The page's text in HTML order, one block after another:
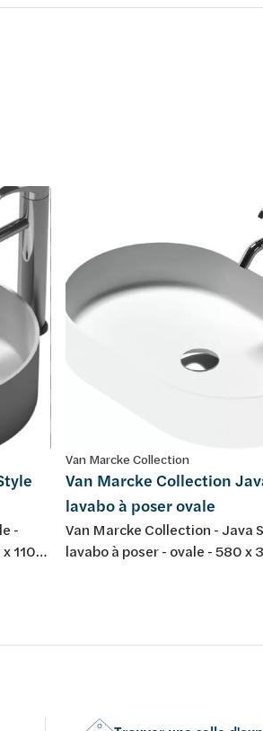
-
110
Van Marcke Collection
Van Marcke Collection
lavabo à poser ovale
Van Marcke Collection - Java
lavabo à poser - ovale - 580 x